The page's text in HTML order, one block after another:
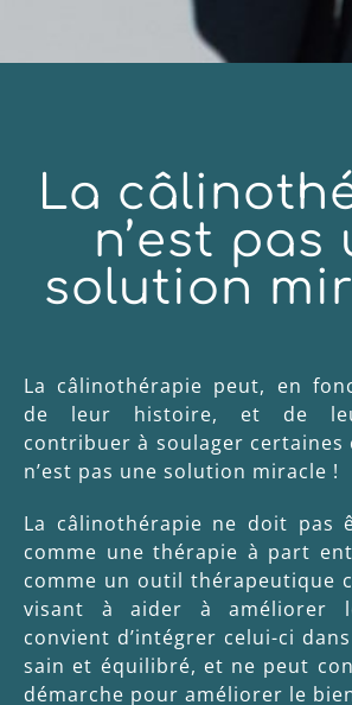
La
n’est pas
solution
La câlinothérapie peut, en
de leur histoire, et de
contribuer à soulager certaines
n’est pas une solution miracle !
La câlinothérapie ne doit pas
comme une thérapie à part
comme un outil thérapeutique
visant à aider à améliorer
convient d’intégrer celui-ci
sain et équilibré, et ne peut
démarche pour améliorer le